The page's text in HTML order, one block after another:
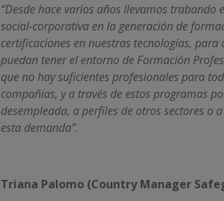
“Desde hace varios años llevamos
social-corporativa en la generación de
certificaciones en nuestras tecnologías,
puedan tener el entorno de Formación
que no hay suficientes profesionales para
compañías, y a través de estos programas
desempleada, a perfiles de otros sectores o
esta demanda”.
Triana Palomo (Country Manager